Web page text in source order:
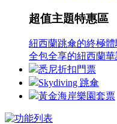
超值主題特惠區
紐西蘭跳傘的終極體
全包全享的紐西蘭
悉尼折扣門票
Skydiving 跳傘
黃金海岸樂園套票